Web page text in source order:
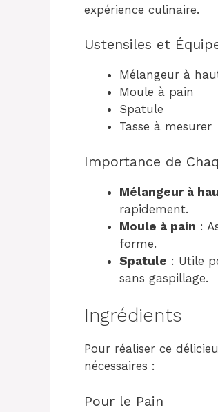
expérience culinaire.
Ustensiles et
Mélangeur à
Moule à pain
Spatule
Tasse à mesurer
Importance de
Mélangeur à
rapidement.
Moule à pain :
forme.
Spatule : Utile
sans gaspillage.
Ingrédients
Pour réaliser ce
nécessaires :
Pour le Pain